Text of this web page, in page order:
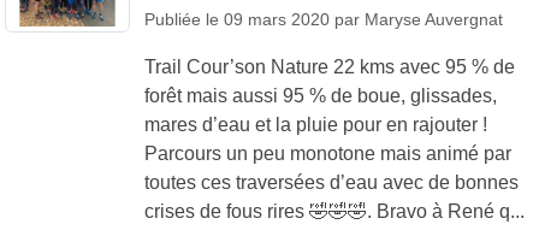
Publiée le 09 mars 2020 par Maryse Auvergnat
Trail Cour’son Nature 22 kms avec 95 % de
forêt mais aussi 95 % de boue, glissades,
mares d’eau et la pluie pour en rajouter !
Parcours un peu monotone mais animé par
toutes ces traversées d’eau avec de bonnes
crises de fous rires 🤣🤣🤣. Bravo à René q...